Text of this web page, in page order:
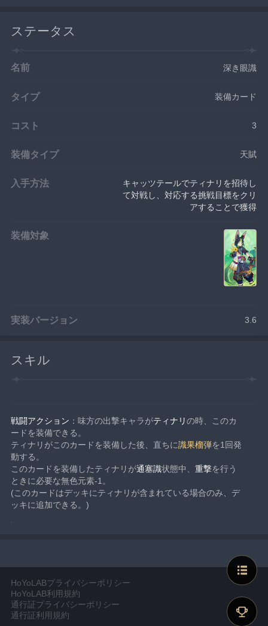
ステータス
名前 深き眼識
タイプ 装備カード
コスト 3
装備タイプ 天賦
入手方法
キャッツテールでティナリを招待し
て対戦し、対応する挑戦目標をクリ
アすることで獲得
装備対象
実装バージョン 3.6
スキル
戦闘アクション ：味方の出撃キャラがティナリの時、このカ
ードを装備できる。
ティナリがこのカードを装備した後、直ちに識果榴弾を1回発
動する。
このカードを装備したティナリが通塞識状態中、重撃を行う
ときに必要な無色元素-1。
(このカードはデッキにティナリが含まれている場合のみ、デ
ッキに追加できる。)
HoYoLABプライバシーポリシー
HoYoLAB利用規約
通行証プライバシーポリシー
通行証利用規約